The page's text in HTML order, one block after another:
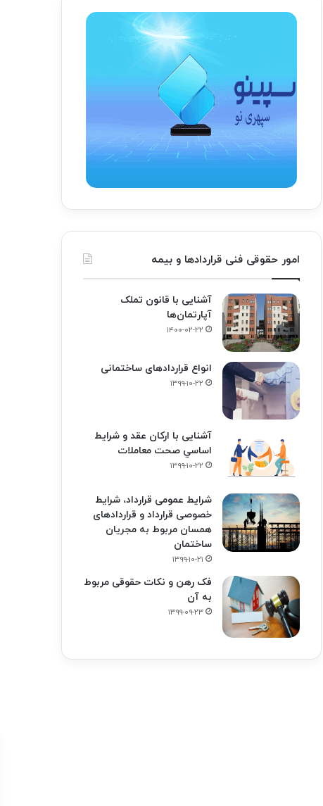
امور حقوقی فنی قراردادها و بیمه
آشنایی با قانون تملک
آپارتمان‌ها
۱۴۰۰-۰۲-۲۲
انواع قراردادهای ساختمانی
۱۳۹۹-۱۰-۲۲
آشنایی با ارکان عقد و شرايط
اساسي صحت معاملات
۱۳۹۹-۱۰-۲۲
شرایط عمومی قرارداد، شرایط
خصوصی قرارداد و قراردادهای
همسان مربوط به مجریان
ساختمان
۱۳۹۹-۱۰-۲۱
فک‌ رهن و نکات حقوقی مربوط
به آن
۱۳۹۹-۰۹-۲۳